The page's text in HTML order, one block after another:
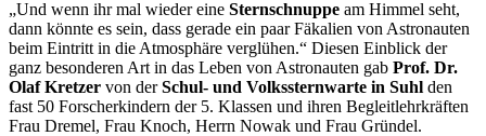
„Und wenn ihr mal wieder eine Sternschnuppe am Himmel seht,
dann könnte es sein, dass gerade ein paar Fäkalien von Astronauten
beim Eintritt in die Atmosphäre verglühen.“ Diesen Einblick der
ganz besonderen Art in das Leben von Astronauten gab Prof. Dr.
Olaf Kretzer von derSchul- und Volkssternwarte in Suhl den
fast 50 Forscherkindern der 5. Klassen und ihren Begleitlehrkräften
Frau Dremel, Frau Knoch, Herrn Nowak und Frau Gründel.